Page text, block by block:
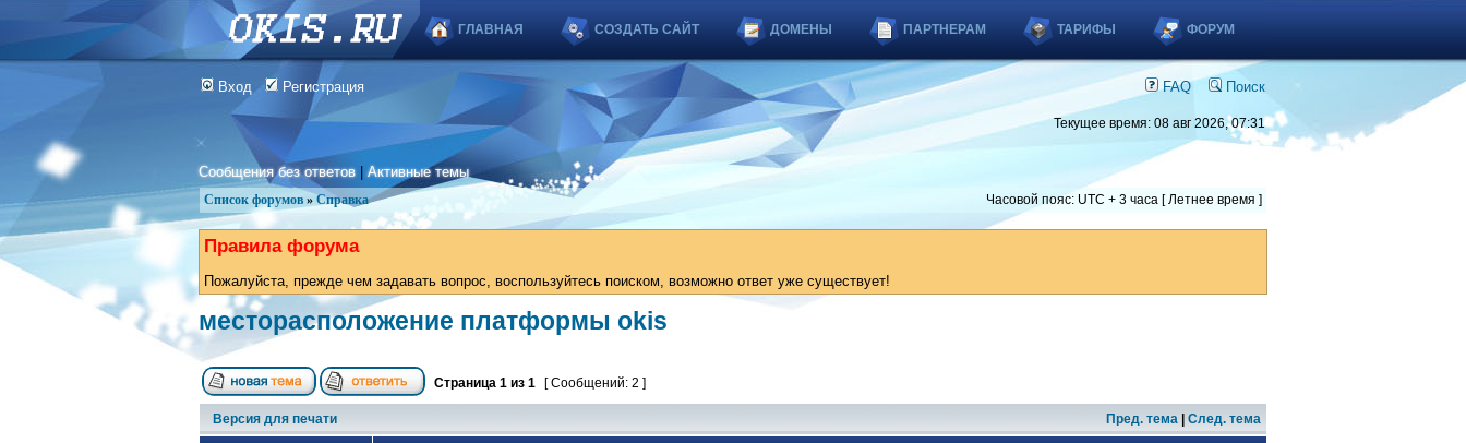
ГЛАВНАЯ СОЗДАТЬ САЙТ ДОМЕНЫ ПАРТНЕРАМ ТАРИФЫ ФОРУМ
Вход Регистрация FAQ Поиск
Текущее время: 08 авг 2026, 07:31
Сообщения без ответов |Активные темы
Список форумов » Справка Часовой пояс: UTC + 3 часа [ Летнее время ]
Правила форума
Пожалуйста, прежде чем задавать вопрос, воспользуйтесь поиском, возможно ответ уже существует!
месторасположение платформы okis
Страница 1 из 1 [ Сообщений: 2 ]
Версия для печати Пред. тема След. тема